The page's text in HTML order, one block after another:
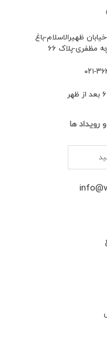
ظهیرالاسلام-باغ
مظفری-پلاک 66
۰۲۱
رویداد ها